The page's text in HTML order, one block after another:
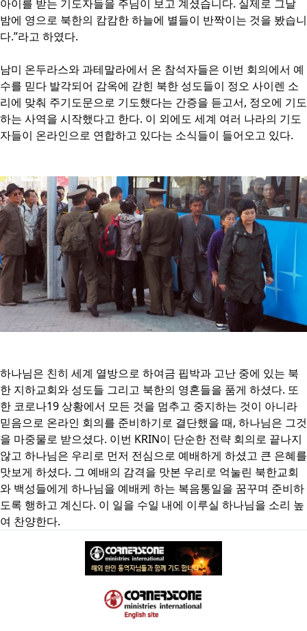
아이를 받는 기도자들을 주님이 보고 계셨습니다. 실제로 그날
밤에 영으로 북한의 캄캄한 하늘에 별들이 반짝이는 것을 봤습니
다.”라고 하였다.
남미 온두라스와 과테말라에서 온 참석자들은 이번 회의에서 예
수를 믿다 발각되어 감옥에 갇힌 북한 성도들이 정오 사이렌 소
리에 맞춰 주기도문으로 기도했다는 간증을 듣고서, 정오에 기도
하는 사역을 시작했다고 한다. 이 외에도 세계 여러 나라의 기도
자들이 온라인으로 연합하고 있다는 소식들이 들어오고 있다.
하나님은 친히 세계 열방으로 하여금 핍박과 고난 중에 있는 북
한 지하교회와 성도들 그리고 북한의 영혼들을 품게 하셨다. 또
한 코로나19 상황에서 모든 것을 멈추고 중지하는 것이 아니라
믿음으로 온라인 회의를 준비하기로 결단했을 때, 하나님은 그것
을 마중물로 받으셨다. 이번 KRIN이 단순한 전략 회의로 끝나지
않고 하나님은 우리로 먼저 전심으로 예배하게 하셨고 큰 은혜를
맛보게 하셨다. 그 예배의 감격을 맛본 우리로 억눌린 북한교회
와 백성들에게 하나님을 예배케 하는 복음통일을 꿈꾸며 준비하
도록 행하고 계신다. 이 일을 수일 내에 이루실 하나님을 소리 높
여 찬양한다.